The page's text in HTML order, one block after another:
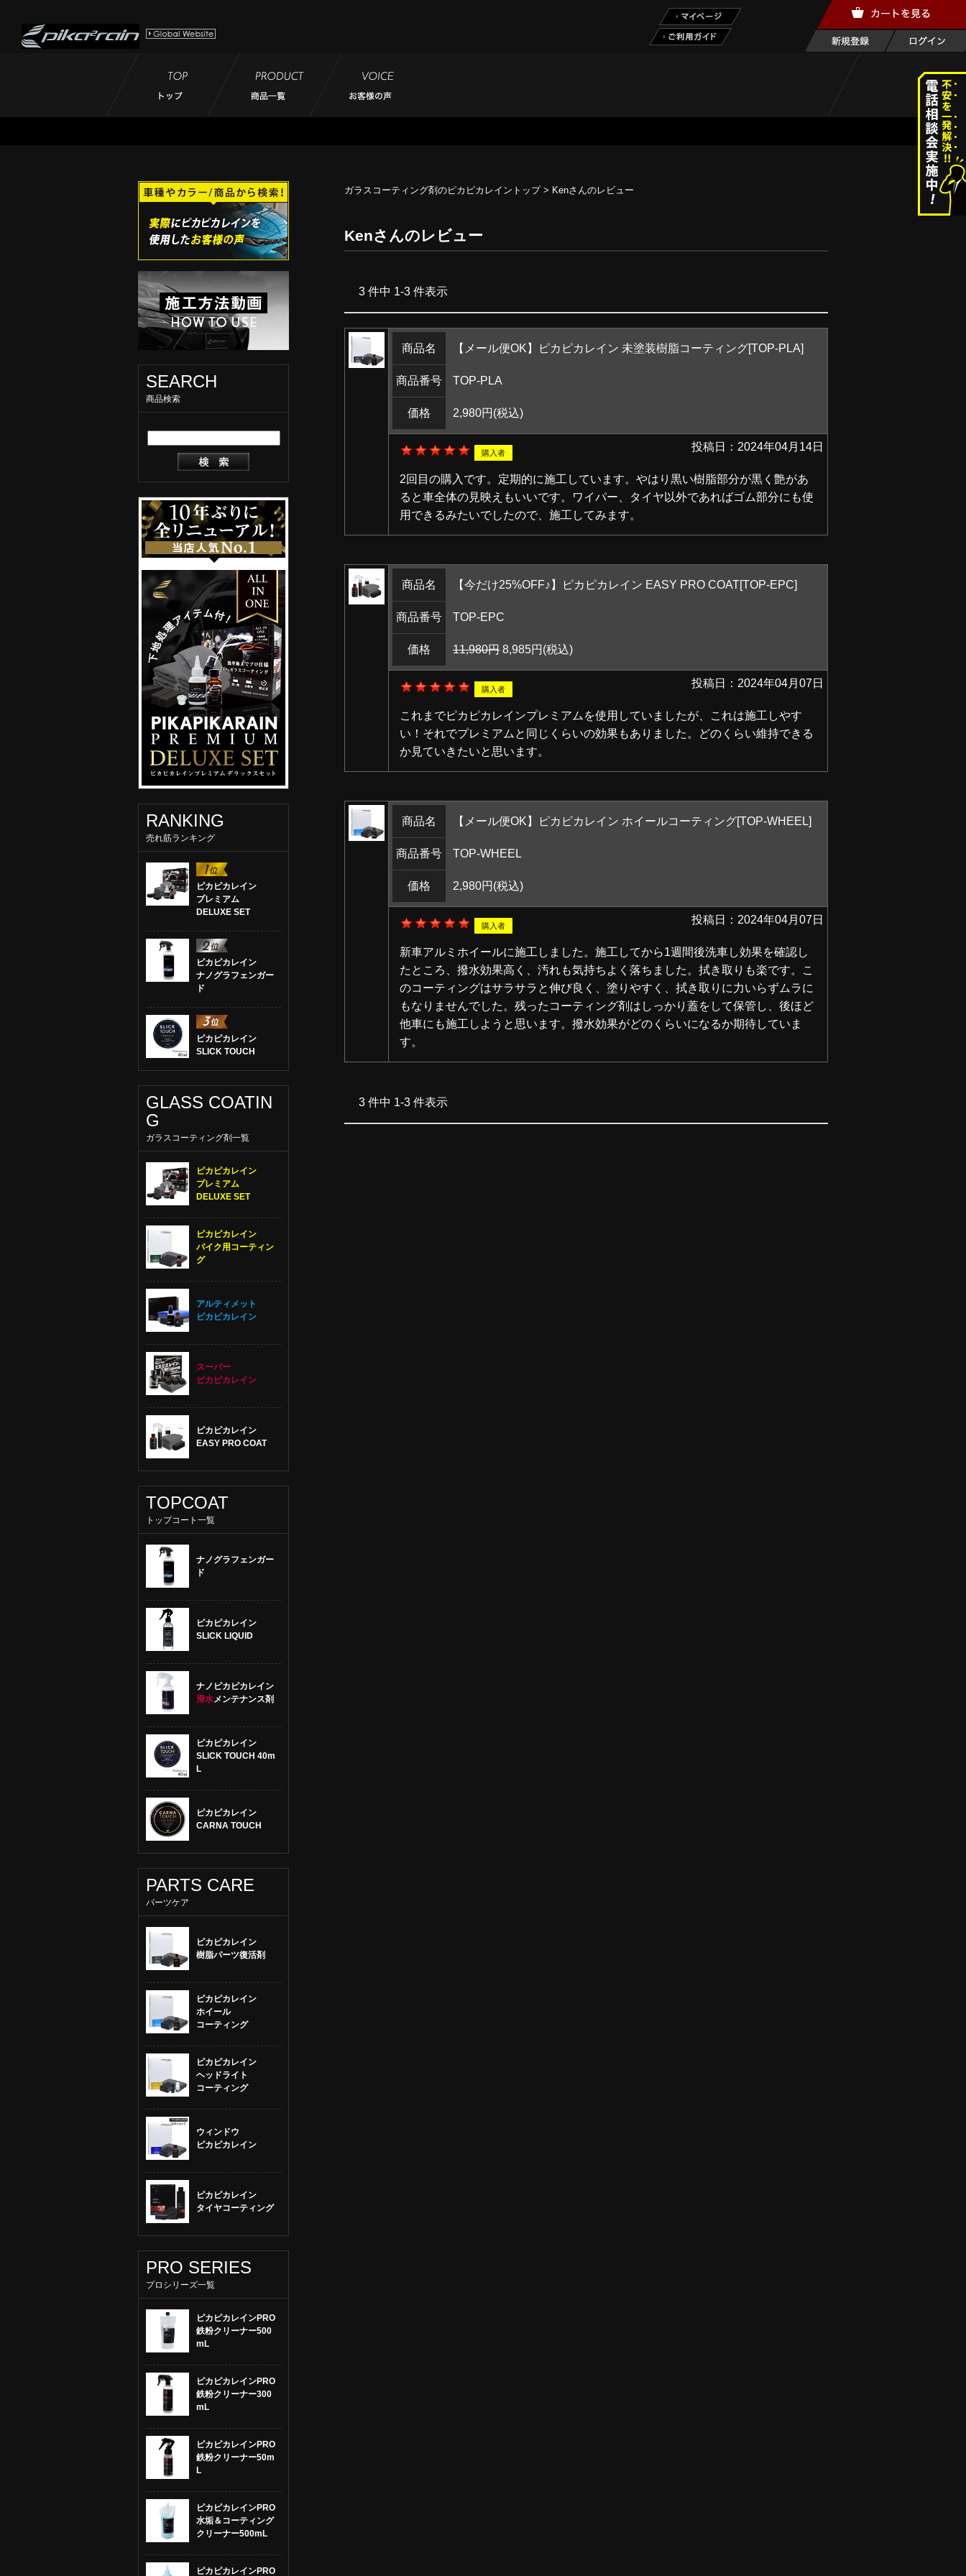
SEARCH
商品検索
RANKING
売れ筋ランキング
ピカピカレイン
プレミアム
DELUXE SET
ピカピカレイン
ナノグラフェンガー
ド
ピカピカレイン
SLICK TOUCH
GLASS COATIN
G
ガラスコーティング剤一覧
ピカピカレイン
プレミアム
DELUXE SET
ピカピカレイン
バイク用コーティン
グ
アルティメット
ピカピカレイン
スーパー
ピカピカレイン
ピカピカレイン
EASY PRO COAT
TOPCOAT
トップコート一覧
ナノグラフェンガー
ド
ピカピカレイン
SLICK LIQUID
ナノピカピカレイン
滑水メンテナンス剤
ピカピカレイン
SLICK TOUCH 40m
L
ピカピカレイン
CARNA TOUCH
PARTS CARE
パーツケア
ピカピカレイン
樹脂パーツ復活剤
ピカピカレイン
ホイール
コーティング
ピカピカレイン
ヘッドライト
コーティング
ウィンドウ
ピカピカレイン
ピカピカレイン
タイヤコーティング
PRO SERIES
プロシリーズ一覧
ピカピカレインPRO
鉄粉クリーナー500
mL
ピカピカレインPRO
鉄粉クリーナー300
mL
ピカピカレインPRO
鉄粉クリーナー50m
L
ピカピカレインPRO
水垢＆コーティング
クリーナー500mL
ピカピカレインPRO
ガラスコーティング剤のピカピカレイントップ> Kenさんのレビュー
Kenさんのレビュー
3 件中 1-3 件表示
商品名 【メール便OK】ピカピカレイン 未塗装樹脂コーティング[TOP-PLA]
商品番号 TOP-PLA
価格 2,980円 (税込)
投稿日：2024年04月14日
購入者
2回目の購入です。定期的に施工しています。やはり黒い樹脂部分が黒く艶があ
ると車全体の見映えもいいです。ワイパー、タイヤ以外であればゴム部分にも使
用できるみたいでしたので、施工してみます。
商品名 【今だけ25%OFF♪】ピカピカレイン EASY PRO COAT[TOP-EPC]
商品番号 TOP-EPC
価格 11,980円 8,985円 (税込)
投稿日：2024年04月07日
購入者
これまでピカピカレインプレミアムを使用していましたが、これは施工しやす
い！それでプレミアムと同じくらいの効果もありました。どのくらい維持できる
か見ていきたいと思います。
商品名 【メール便OK】ピカピカレイン ホイールコーティング[TOP-WHEEL]
商品番号 TOP-WHEEL
価格 2,980円 (税込)
投稿日：2024年04月07日
購入者
新車アルミホイールに施工しました。施工してから1週間後洗車し効果を確認し
たところ、撥水効果高く、汚れも気持ちよく落ちました。拭き取りも楽です。こ
のコーティングはサラサラと伸び良く、塗りやすく、拭き取りに力いらずムラに
もなりませんでした。残ったコーティング剤はしっかり蓋をして保管し、後ほど
他車にも施工しようと思います。撥水効果がどのくらいになるか期待していま
す。
3 件中 1-3 件表示